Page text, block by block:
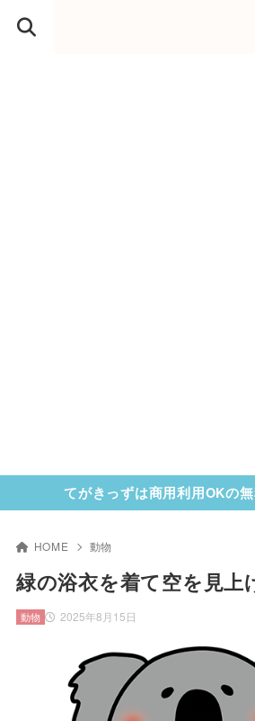
てがきっずは商用利用OKの
HOME 動物
緑の浴衣を着て空を見上
2025年8月15日
動物